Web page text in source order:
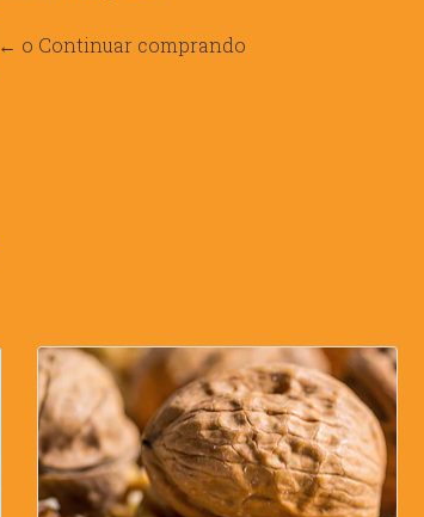
← o Continuar comprando